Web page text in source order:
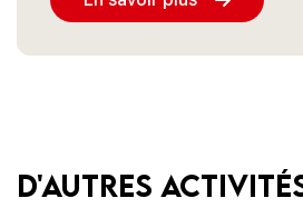
D'autres